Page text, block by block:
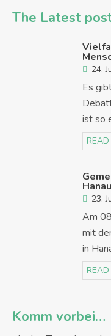
The Latest
24.
Es
ist so
READ
23.
Am
mit
in
READ
Komm vorbei…